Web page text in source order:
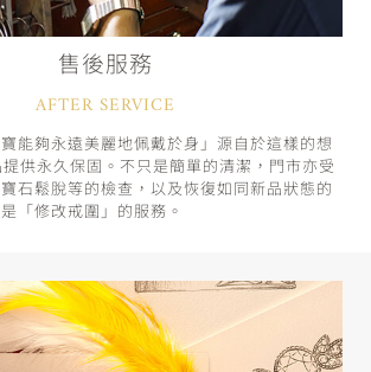
售後服務
AFTER SERVICE
能夠永遠美麗地佩戴於身」源自於這樣的想
供永久保固。不只是簡單的清潔，門市亦受
石鬆脫等的檢查，以及恢復如同新品狀態的
「修改戒圍」的服務。